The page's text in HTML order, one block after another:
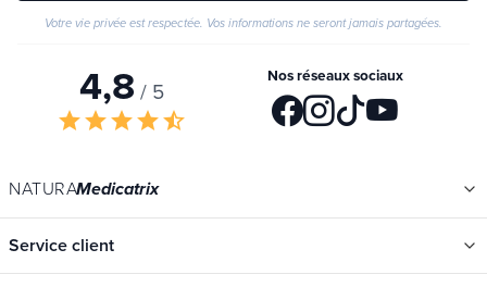
Votre vie privée est respectée. Vos informations ne seront jamais partagées.
4,8 / 5
starstarstarstarstar_half
Nos réseaux sociaux
NATURAMedicatrix
Service client